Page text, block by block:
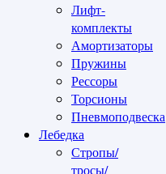
Лифт-
комплекты
Амортизаторы
Пружины
Рессоры
Торсионы
Пневмоподвеска
Лебедка
Стропы/
тросы/